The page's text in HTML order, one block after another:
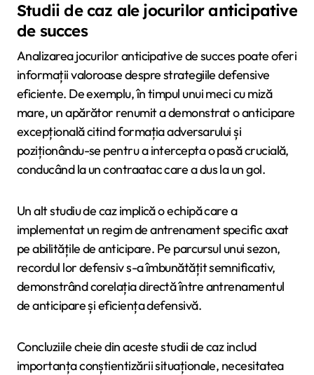
Studii de caz ale jocurilor anticipative
de succes
Analizarea jocurilor anticipative de succes poate oferi
informații valoroase despre strategiile defensive
eficiente. De exemplu, în timpul unui meci cu miză
mare, un apărător renumit a demonstrat o anticipare
excepțională citind formația adversarului și
poziționându-se pentru a intercepta o pasă crucială,
conducând la un contraatac care a dus la un gol.
Un alt studiu de caz implică o echipă care a
implementat un regim de antrenament specific axat
pe abilitățile de anticipare. Pe parcursul unui sezon,
recordul lor defensiv s-a îmbunătățit semnificativ,
demonstrând corelația directă între antrenamentul
de anticipare și eficiența defensivă.
Concluziile cheie din aceste studii de caz includ
importanța conștientizării situaționale, necesitatea